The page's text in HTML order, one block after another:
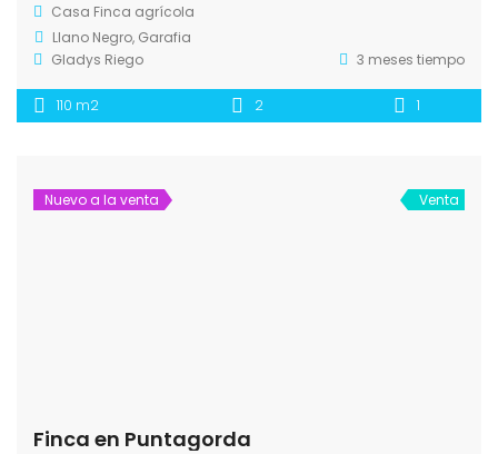
Casa Finca agrícola
Llano Negro, Garafia
Gladys Riego
3 meses tiempo
110 m2 2 1
Nuevo a la venta Venta
Finca en Puntagorda